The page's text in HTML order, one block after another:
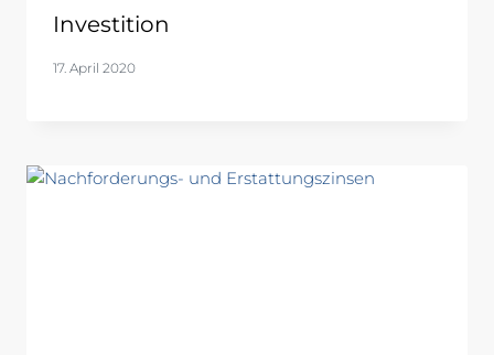
Investition
17. April 2020